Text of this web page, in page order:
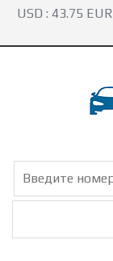
USD : 43.75